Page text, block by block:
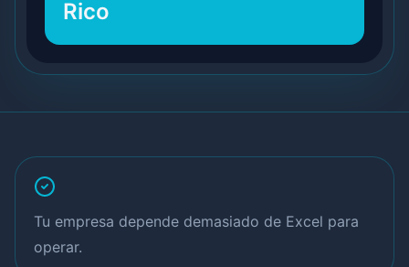
Rico
Tu empresa depende demasiado de Excel para
operar.